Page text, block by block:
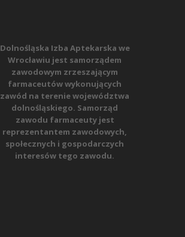
Dolnośląska Izba Aptekarska we
Wrocławiu jest samorządem
zawodowym zrzeszającym
farmaceutów wykonujących
zawód na terenie województwa
dolnośląskiego. Samorząd
zawodu farmaceuty jest
reprezentantem zawodowych,
społecznych i gospodarczych
interesów tego zawodu.